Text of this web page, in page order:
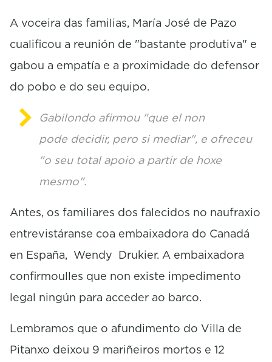
A voceira das familias, María José de Pazo
cualificou a reunión de "bastante produtiva" e
gabou a empatía e a proximidade do defensor
do pobo e do seu equipo.
Gabilondo afirmou "que el non
pode decidir, pero si mediar", e ofreceu
"o seu total apoio a partir de hoxe
mesmo".
Antes, os familiares dos falecidos no naufraxio
entrevistáranse coa embaixadora do Canadá
en España, Wendy Drukier. A embaixadora
confirmoulles que non existe impedimento
legal ningún para acceder ao barco.
Lembramos que o afundimento do Villa de
Pitanxo deixou 9 mariñeiros mortos e 12